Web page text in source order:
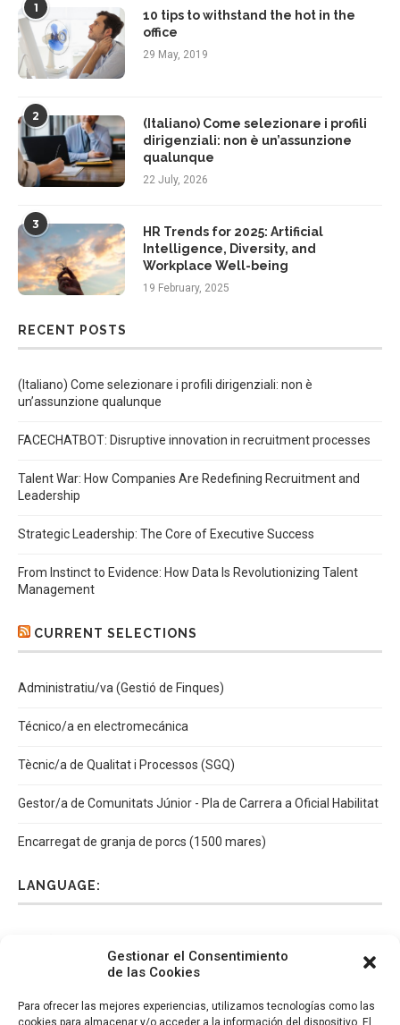
Gestionar el Consentimiento
de las Cookies
Para ofrecer las mejores experiencias, utilizamos tecnologías como las
cookies para almacenar y/o acceder a la información del dispositivo. El
1
10 tips to withstand the hot in the
office
29 May, 2019
2
(Italiano) Come selezionare i profili
dirigenziali: non è un’assunzione
qualunque
22 July, 2026
3
HR Trends for 2025: Artificial
Intelligence, Diversity, and
Workplace Well-being
19 February, 2025
RECENT POSTS
(Italiano) Come selezionare i profili dirigenziali: non è
un’assunzione qualunque
FACECHATBOT: Disruptive innovation in recruitment processes
Talent War: How Companies Are Redefining Recruitment and
Leadership
Strategic Leadership: The Core of Executive Success
From Instinct to Evidence: How Data Is Revolutionizing Talent
Management
CURRENT SELECTIONS
Administratiu/va (Gestió de Finques)
Técnico/a en electromecánica
Tècnic/a de Qualitat i Processos (SGQ)
Gestor/a de Comunitats Júnior - Pla de Carrera a Oficial Habilitat
Encarregat de granja de porcs (1500 mares)
LANGUAGE: